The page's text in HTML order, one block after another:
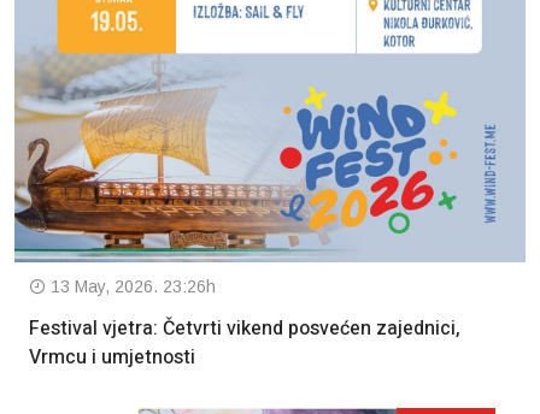
13 May, 2026. 23:26h
Festival vjetra: Četvrti vikend posvećen zajednici,
Vrmcu i umjetnosti